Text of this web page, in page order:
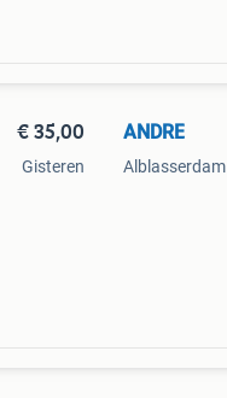
€ 35,00
Gisteren
ANDRE
Alblasserdam